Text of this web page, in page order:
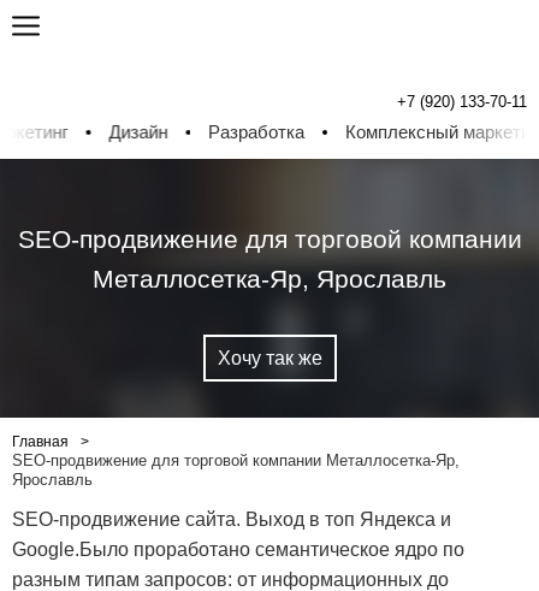
SEO-продвижение для торговой компании
Металлосетка-Яр, Ярославль
Хочу так же
+7 (920) 133-70-11
Дизайн Разработка Комплексный маркетинг
Главная
SEO-продвижение для торговой компании Металлосетка-Яр,
Ярославль
SEO-продвижение сайта. Выход в топ Яндекса и
Google.Было проработано семантическое ядро по
разным типам запросов: от информационных до